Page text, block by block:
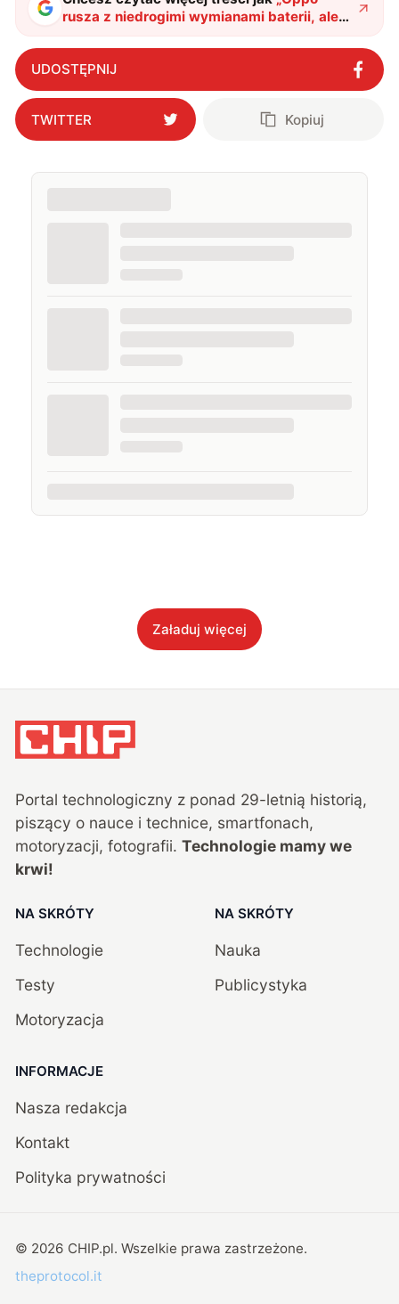
rusza z niedrogimi wymianami baterii, ale
tylko dla wybranych"?
UDOSTĘPNIJ
TWITTER Kopiuj
Załaduj więcej
Portal technologiczny z ponad 29-letnią historią,
piszący o nauce i technice, smartfonach,
motoryzacji, fotografii. Technologie mamy we
krwi!
NA SKRÓTY
Technologie
Testy
Motoryzacja
NA SKRÓTY
Nauka
Publicystyka
INFORMACJE
Nasza redakcja
Kontakt
Polityka prywatności
© 2026 CHIP.pl. Wszelkie prawa zastrzeżone.
theprotocol.it